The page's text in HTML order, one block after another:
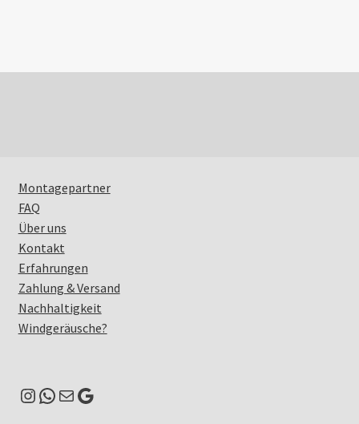
Montagepartner
FAQ
Über uns
Kontakt
Erfahrungen
Zahlung & Versand
Nachhaltigkeit
Windgeräusche?
Instagram
WhatsApp
E-MailGoogle